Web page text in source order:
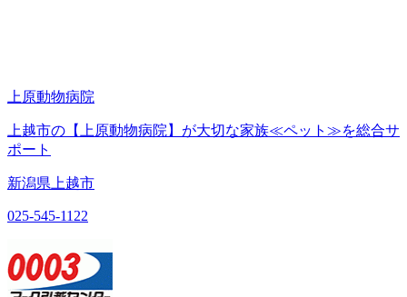
上原動物病院
上越市の【上原動物病院】が大切な家族≪ペット≫を総合サ
ポート
新潟県上越市
025-545-1122